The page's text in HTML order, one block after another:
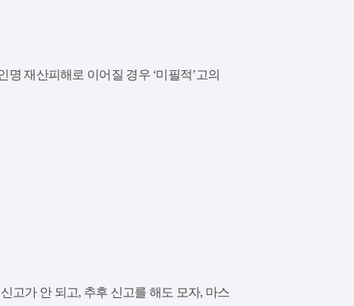
재산피해로 이어질 경우 ‘미필적’고의
고가 안 되고, 추후 신고를 해도 모자, 마스